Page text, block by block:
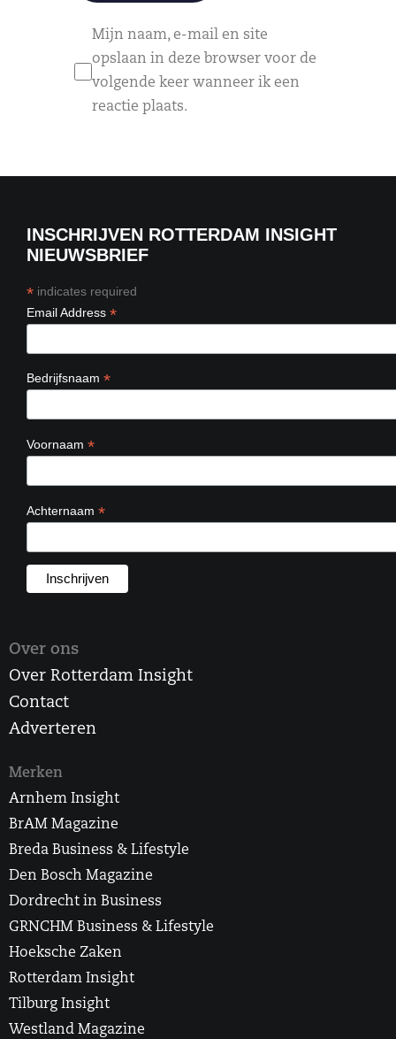
Mijn naam, e-mail en site
opslaan in deze browser voor de
volgende keer wanneer ik een
reactie plaats.
INSCHRIJVEN ROTTERDAM INSIGHT
NIEUWSBRIEF
* indicates required
Email Address *
Bedrijfsnaam *
Voornaam *
Achternaam *
Over ons
Over Rotterdam Insight
Contact
Adverteren
Merken
Arnhem Insight
BrAM Magazine
Breda Business & Lifestyle
Den Bosch Magazine
Dordrecht in Business
GRNCHM Business & Lifestyle
Hoeksche Zaken
Rotterdam Insight
Tilburg Insight
Westland Magazine